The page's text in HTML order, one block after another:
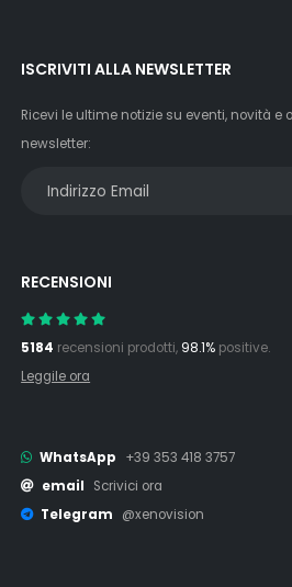
ISCRIVITI ALLA NEWSLETTER
Ricevi le ultime notizie su eventi, novità e
newsletter:
RECENSIONI
5184 recensioni prodotti, 98.1% positive.
Leggile ora
WhatsApp
+39 353 418 3757
email
Scrivici ora
Telegram
@xenovision